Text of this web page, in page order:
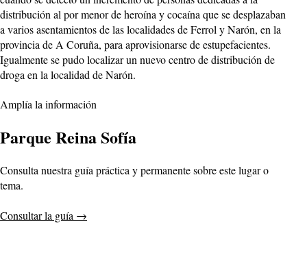
distribución al por menor de heroína y cocaína que se desplazaban
a varios asentamientos de las localidades de Ferrol y Narón, en la
provincia de A Coruña, para aprovisionarse de estupefacientes.
Igualmente se pudo localizar un nuevo centro de distribución de
droga en la localidad de Narón.
Amplía la información
Parque Reina Sofía
Consulta nuestra guía práctica y permanente sobre este lugar o
tema.
Consultar la guía →